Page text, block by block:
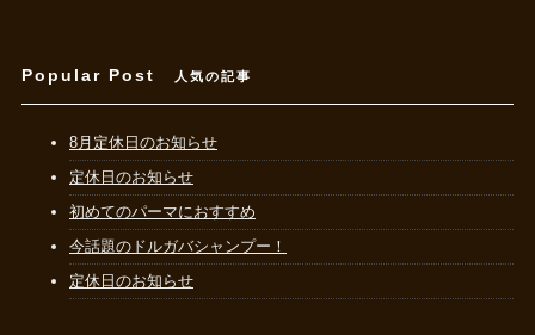
Popular Post 人気の記事
8月定休日のお知らせ
定休日のお知らせ
初めてのパーマにおすすめ
今話題のドルガバシャンプー！
定休日のお知らせ